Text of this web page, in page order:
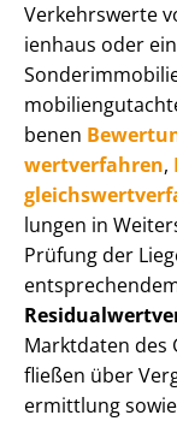
Verkehrswerte
i­en­haus oder
be­nen
wert­ver­fah­ren,
lun­gen in
Prüfung der
Marktdaten des
fließen über
ermitt­lung